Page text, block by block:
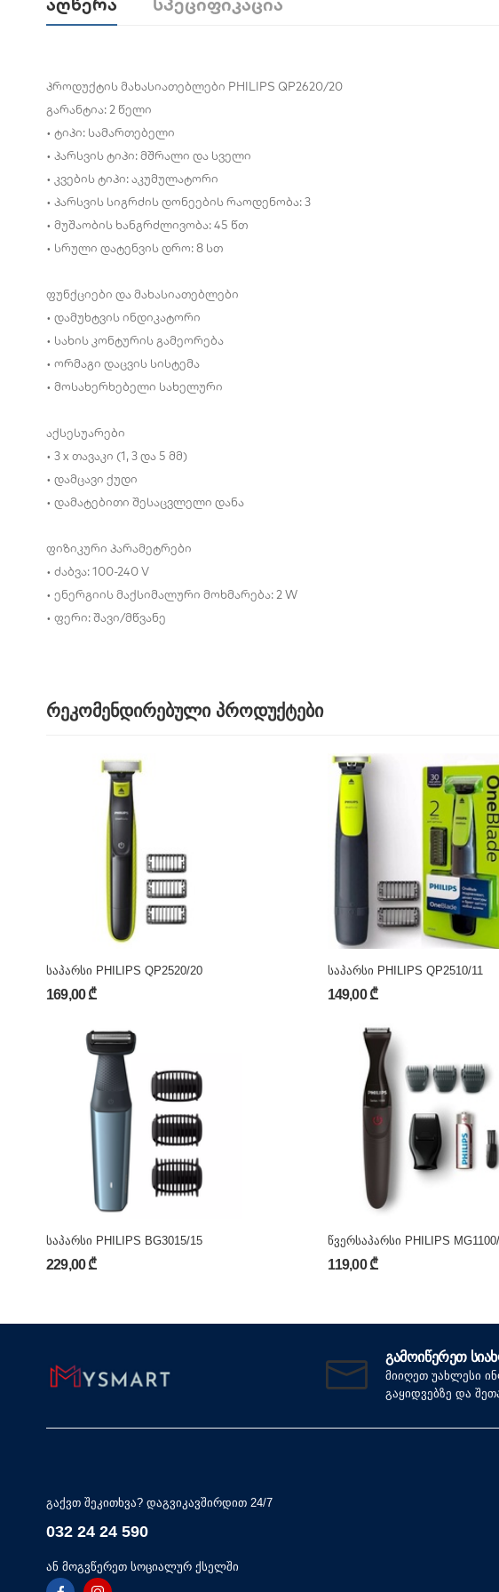
პროდუქტის მახასიათებლები PHILIPS QP2620/20
გარანტია: 2 წელი
• ტიპი: სამართებელი
• პარსვის ტიპი: მშრალი და სველი
• კვების ტიპი: აკუმულატორი
• პარსვის სიგრძის დონეების რაოდენობა: 3
• მუშაობის ხანგრძლივობა: 45 წთ
• სრული დატენვის დრო: 8 სთ
ფუნქციები და მახასიათებლები
• დამუხტვის ინდიკატორი
• სახის კონტურის გამეორება
• ორმაგი დაცვის სისტემა
• მოსახერხებელი სახელური
აქსესუარები
• 3 x თავაკი (1, 3 და 5 მმ)
• დამცავი ქუდი
• დამატებითი შესაცვლელი დანა
ფიზიკური პარამეტრები
• ძაბვა: 100-240 V
• ენერგიის მაქსიმალური მოხმარება: 2 W
• ფერი: შავი/მწვანე
რეკომენდირებული პროდუქტები
საპარსი PHILIPS QP2520/20
169,00 ₾
საპარსი PHILIPS QP2510/11
149,00 ₾
საპარსი PHILIPS BG3015/15
229,00 ₾
წვერსაპარსი PHILIPS
119,00 ₾
ᲒᲐᲛᲝᲘᲬᲔᲠᲔᲗ
მიიღეთ უახლესი
გაყიდვებზე და
გაქვთ შეკითხვა? დაგვიკავშირდით 24/7
032 24 24 590
ან მოგვწერეთ სოციალურ ქსელში